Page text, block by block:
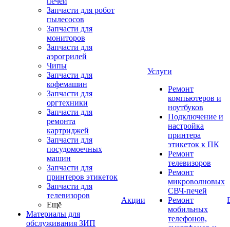
Запчасти для робот
пылесосов
Запчасти для
мониторов
Запчасти для
аэрогрилей
Чипы
Запчасти для
кофемашин
Запчасти для
оргтехники
Запчасти для
ремонта
картриджей
Запчасти для
посудомоечных
машин
Запчасти для
принтеров этикеток
Запчасти для
телевизоров
Ещё
Материалы для
обслуживания ЗИП
Акции
Услуги
Ремонт
компьютеров и
ноутбуков
Подключение и
настройка
принтера
этикеток к ПК
Ремонт
телевизоров
Ремонт
микроволновых
СВЧ-печей
Ремонт
мобильных
телефонов,